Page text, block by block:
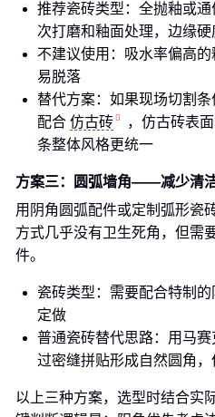
推荐瓷砖类型：全抛釉或
次打磨和釉面处理，边缘硬
不建议使用：吸水率偏高
易脱落
替代方案：如果现场切割
配合 仿古砖
，仿古砖表
条整体风格更统一
方案三：圆弧墙角——减少清
用阴角圆弧配件或定制弧形瓷
方式几乎没有卫生死角，但需
件。
瓷砖类型：需要配合特制
定做
普通瓷砖替代思路：用马
过密缝拼贴形成自然圆角
以上三种方案，选型时结合实